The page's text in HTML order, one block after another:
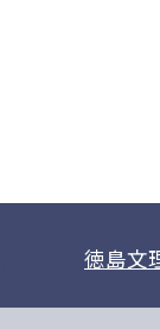
徳島文